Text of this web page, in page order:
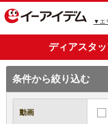
▼エ
ディアスタ
条件から絞り込む
動画